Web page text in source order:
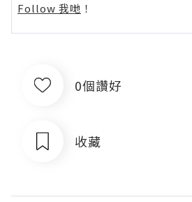
Follow 我哋 ！
0個讚好
收藏